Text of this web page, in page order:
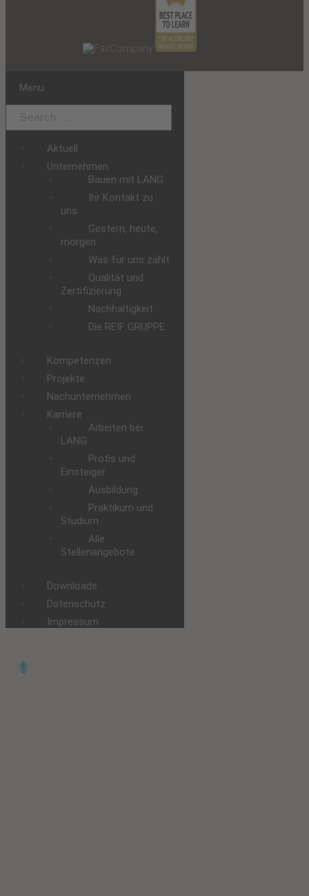
Menu
Aktuell
Unternehmen
Bauen mit LANG
Ihr Kontakt zu
uns
Gestern, heute,
morgen
Was für uns zählt
Qualität und
Zertifizierung
Nachhaltigkeit
Die REIF GRUPPE
Kompetenzen
Projekte
Nachunternehmen
Karriere
Arbeiten bei
LANG
Profis und
Einsteiger
Ausbildung
Praktikum und
Studium
Alle
Stellenangebote
Downloads
Datenschutz
Impressum